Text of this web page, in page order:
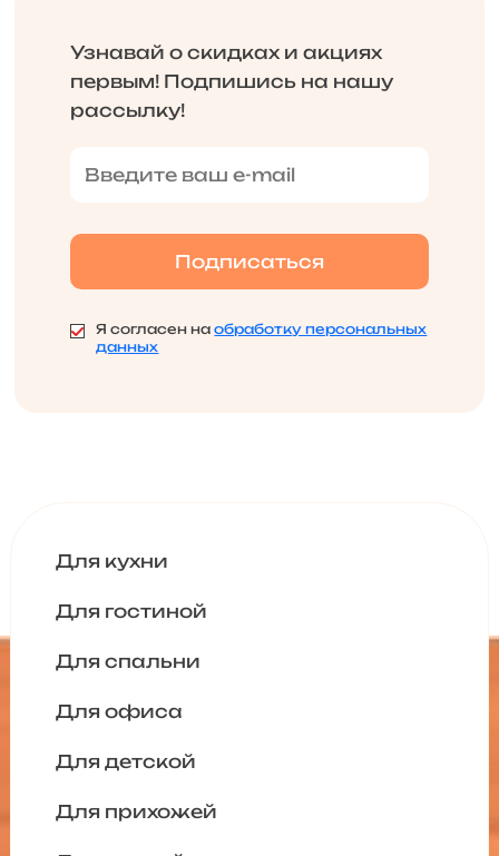
Узнавай о скидках и акциях
первым! Подпишись на нашу
рассылку!
Я согласен наобработку персональных
данных
Для кухни
Для гостиной
Для спальни
Для офиса
Для детской
Для прихожей